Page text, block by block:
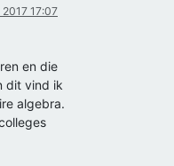
17:07
en die
dit vind ik
algebra.